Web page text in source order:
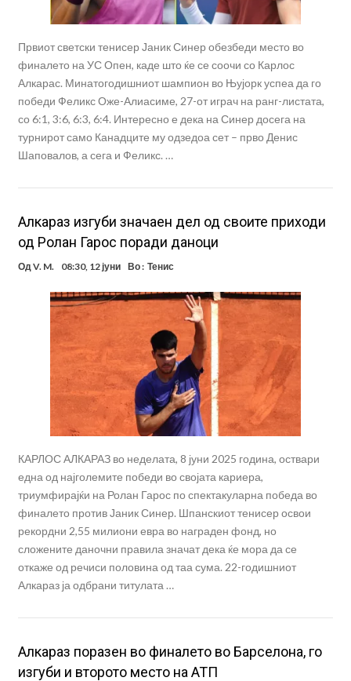
Првиот светски тенисер Јаник Синер обезбеди место во
финалето на УС Опен, каде што ќе се соочи со Карлос
Алкарас. Минатогодишниот шампион во Њујорк успеа да го
победи Феликс Оже-Алиасиме, 27-от играч на ранг-листата,
со 6:1, 3:6, 6:3, 6:4. Интересно е дека на Синер досега на
турнирот само Канадците му одзедоа сет – прво Денис
Шаповалов, а сега и Феликс. …
Алкараз изгуби значаен дел од своите приходи
од Ролан Гарос поради даноци
ОдV. M. 08:30, 12 јуни Во : Тенис
КАРЛОС АЛКАРАЗ во неделата, 8 јуни 2025 година, оствари
една од најголемите победи во својата кариера,
триумфирајќи на Ролан Гарос по спектакуларна победа во
финалето против Јаник Синер. Шпанскиот тенисер освои
рекордни 2,55 милиони евра во награден фонд, но
сложените даночни правила значат дека ќе мора да се
откаже од речиси половина од таа сума. 22-годишниот
Алкараз ја одбрани титулата …
Алкараз поразен во финалето во Барселона, го
изгуби и второто место на АТП